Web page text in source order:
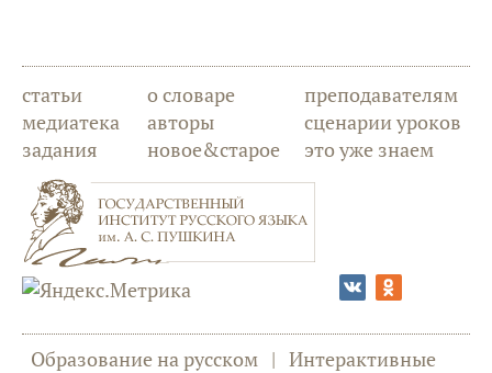
статьи
медиатека
задания
о словаре
авторы
новое&старое
преподавателям
сценарии уроков
это уже знаем
Образование на русском | Интерактивные